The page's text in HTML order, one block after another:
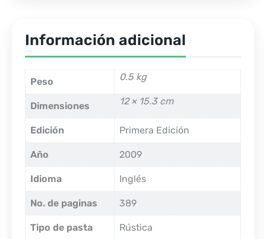
Información adicional
Peso 0.5 kg
Dimensiones 12 × 15.3 cm
Edición Primera Edición
Año 2009
Idioma Inglés
No. de paginas 389
Tipo de pasta Rústica